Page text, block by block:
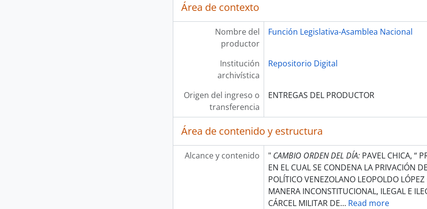
Área de contexto
Nombre del
productor
Función Legislativa-Asamblea Nacional
Institución
archivística
Repositorio Digital
Origen del ingreso o
transferencia
ENTREGAS DEL PRODUCTOR
Área de contenido y estructura
Alcance y contenido " CAMBIO ORDEN DEL DÍA: PAVEL CHICA, “
EN EL CUAL SE CONDENA LA PRIVACIÓN
POLÍTICO VENEZOLANO LEOPOLDO
MANERA INCONSTITUCIONAL, ILEGAL E
CÁRCEL MILITAR DE… Read more